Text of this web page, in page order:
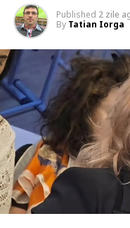
Published 2 zile
By Tatian Iorga